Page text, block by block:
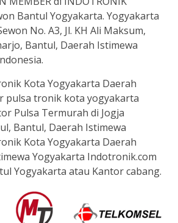
Bantul Yogyakarta. Yogyakarta
No. A3, Jl. KH Ali Maksum,
Bantul, Daerah Istimewa
Kota Yogyakarta Daerah
pulsa tronik kota yogyakarta
Pulsa Termurah di Jogja
Bantul, Daerah Istimewa
Kota Yogyakarta Daerah
Yogyakarta Indotronik.com
Yogyakarta atau Kantor cabang.